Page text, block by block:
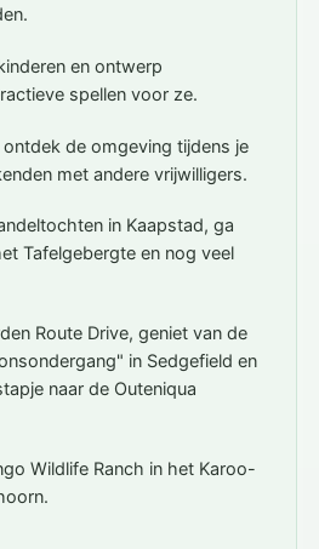
en ontwerp
spellen voor ze.
ontdek de omgeving tijdens je
met andere vrijwilligers.
in Kaapstad, ga
Tafelgebergte en nog veel
Route Drive, geniet van de
in Sedgefield en
naar de Outeniqua
Wildlife Ranch in het Karoo-